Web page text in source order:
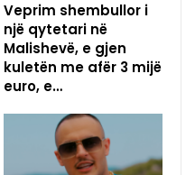
Veprim shembullor i
një qytetari në
Malishevë, e gjen
kuletën me afër 3 mijë
euro, e…